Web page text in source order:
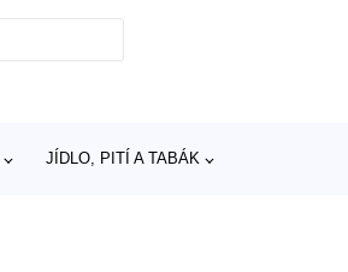
JÍDLO, PITÍ A TABÁK